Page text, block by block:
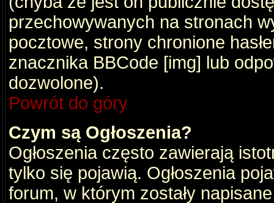
przechowywanych na stronach
pocztowe, strony chronione
znacznika BBCode [img] lub
dozwolone).
Powrót do góry
Czym są Ogłoszenia?
Ogłoszenia często zawierają
tylko się pojawią. Ogłoszenia
forum, w którym zostały